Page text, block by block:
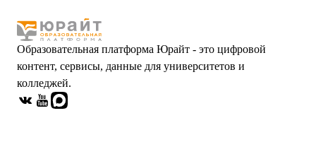
Образовательная платформа Юрайт - это цифровой
контент, сервисы, данные для университетов и
колледжей.